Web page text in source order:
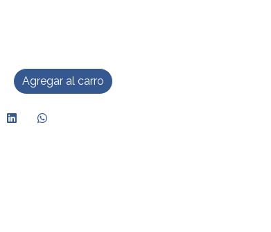
Agregar al carro